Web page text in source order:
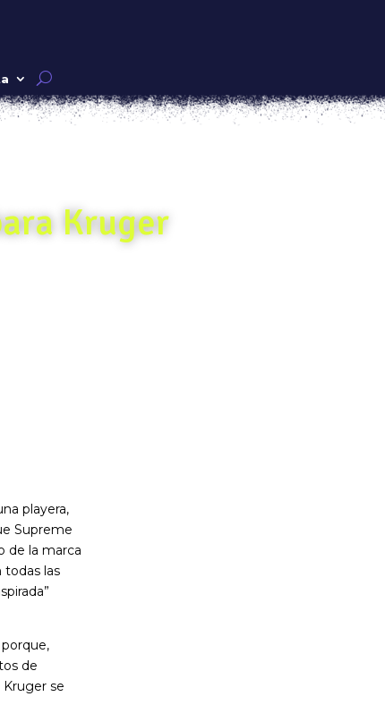
Kruger
playera,
Supreme
de la marca
todas las
de
se